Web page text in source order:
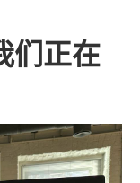
们正在